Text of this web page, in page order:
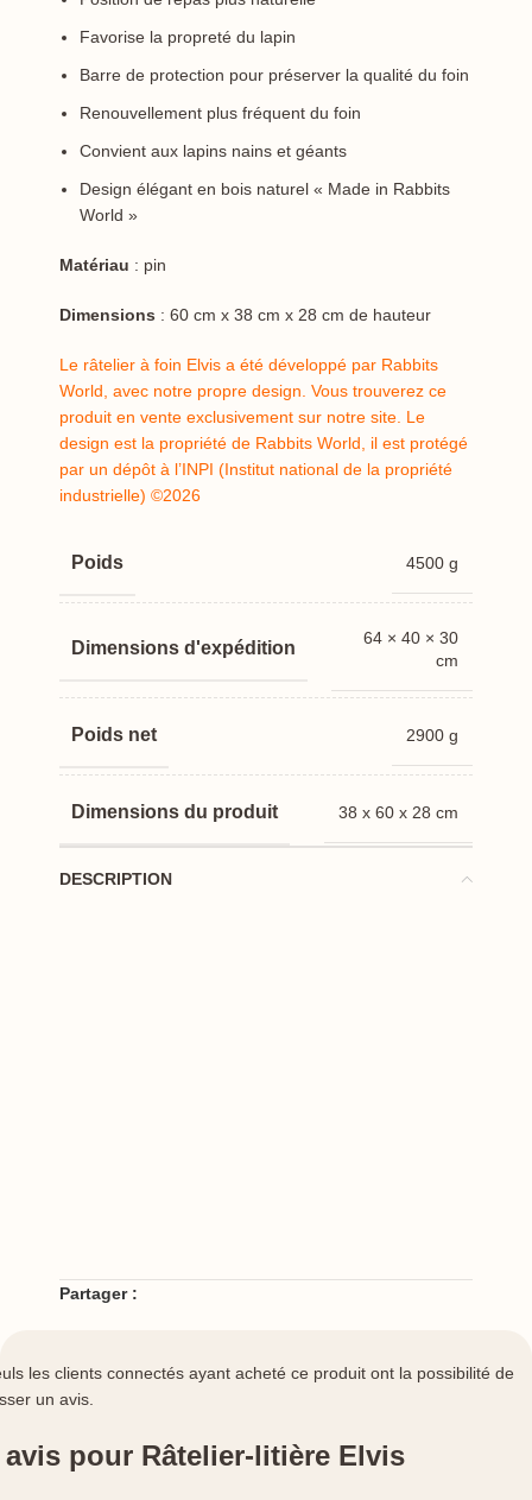
Favorise la propreté du lapin
Barre de protection pour préserver la qualité du foin
Renouvellement plus fréquent du foin
Convient aux lapins nains et géants
Design élégant en bois naturel « Made in Rabbits
World »
Matériau : pin
Dimensions : 60 cm x 38 cm x 28 cm de hauteur
Le râtelier à foin Elvis a été développé par Rabbits
World, avec notre propre design. Vous trouverez ce
produit en vente exclusivement sur notre site. Le
design est la propriété de Rabbits World, il est protégé
par un dépôt à l’INPI (Institut national de la propriété
industrielle) ©2026
Poids 4500 g
Dimensions
64 × 40 × 30
cm
Poids net 2900 g
Dimensions du produit 38 x 60 x 28 cm
DESCRIPTION
Partager :
avis pour Râtelier-litière Elvis
les clients connectés ayant acheté ce produit ont la possibilité de
un avis.